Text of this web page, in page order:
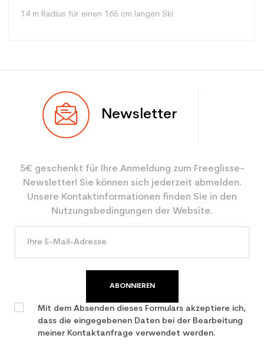
14 m Radius für einen 165 cm langen Ski
Benutzer Gemischt
Farbe Grau
CO2-Einsparungen für
den Planeten (in kg)
3.9
Newsletter
5€ geschenkt für Ihre Anmeldung zum Freeglisse-
Newsletter! Sie können sich jederzeit abmelden.
Unsere Kontaktinformationen finden Sie in den
Nutzungsbedingungen der Website.
ABONNIEREN
Mit dem Absenden dieses Formulars akzeptiere ich,
dass die eingegebenen Daten bei der Bearbeitung
meiner Kontaktanfrage verwendet werden.